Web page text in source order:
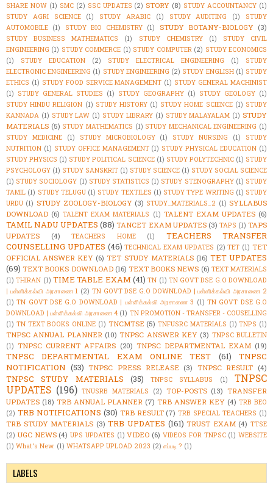
SHARE NOW (1) SMC (2) SSC UPDATES (2) STORY (8) STUDY ACCOUNTANCY (1)
STUDY AGRI SCIENCE
(1) STUDY ARABIC (1) STUDY AUDITING (1)
STUDY
AUTOMOBILE (1) STUDY BIO CHEMISTRY (1) STUDY BOTANY-BIOLOGY (3)
STUDY BUSINESS MATHEMATICS (1) STUDY CHEMISTRY (1)
STUDY CIVIL
ENGINEERING (1) STUDY COMMERCE (1) STUDY COMPUTER (2) STUDY ECONOMICS
(1)
STUDY EDUCATION (2) STUDY ELECTRICAL ENGINEERING (1)
STUDY
ELECTRONIC ENGINEERING (1) STUDY ENGINEERING (2) STUDY ENGLISH (1) STUDY
ETHICS (1) STUDY FOOD SERVICE MANAGEMENT (1) STUDY GENERAL MACHINIST
(1) STUDY GENERAL STUDIES (1) STUDY GEOGRAPHY (1) STUDY GEOLOGY (1)
STUDY HINDU RELIGION (1) STUDY HISTORY (1) STUDY HOME SCIENCE (1) STUDY
KANNADA (1) STUDY LAW (1) STUDY LIBRARY (1) STUDY MALAYALAM (1) STUDY
MATERIALS (5) STUDY MATHEMATICS (1) STUDY MECHANICAL ENGINEERING (1)
STUDY MEDICINE
(1) STUDY MICROBIOLOGY (1) STUDY NURSING (1)
STUDY
NUTRITION (1) STUDY OFFICE MANAGEMENT (1) STUDY PHYSICAL EDUCATION (1)
STUDY PHYSICS (1) STUDY POLITICAL SCIENCE (1) STUDY POLYTECHNIC (1) STUDY
PSYCHOLOGY (1) STUDY SANSKRIT (1) STUDY SCIENCE (1) STUDY SOCIAL SCIENCE
(1) STUDY SOCIOLOGY (1) STUDY STATISTICS (1) STUDY STENOGRAPHY (1) STUDY
TAMIL (1) STUDY TELUGU (1) STUDY TEXTILES (1) STUDY TYPE WRITING (1) STUDY
URDU (1) STUDY ZOOLOGY-BIOLOGY (3) STUDY_MATERIALS_2 (1) SYLLABUS
DOWNLOAD (6) TALENT EXAM MATERIALS (1) TALENT EXAM UPDATES (6)
TAMIL NADU UPDATES (88) TANCET EXAM UPDATES (3) TAPS (1) TAPS
UPDATES
(4) TEACHERS HOME (1)
TEACHERS TRANSFER
COUNSELLING UPDATES (46) TECHNICAL EXAM UPDATES (2) TET (1) TET
OFFICIAL ANSWER KEY (6) TET STUDY MATERIALS (16) TET UPDATES
(69) TEXT BOOKS DOWNLOAD (16) TEXT BOOKS NEWS (6) TEXT MATERIALS
(1) THIRAN (1) TIME TABLE EXAM (41) TN (1) TN GOVT DSE G.O DOWNLOAD
| பள்ளிக்கல்வி அரசாணை 1 (2) TN GOVT DSE G.O DOWNLOAD | பள்ளிக்கல்வி அரசாணை 2
(1) TN GOVT DSE G.O DOWNLOAD | பள்ளிக்கல்வி அரசாணை 3 (1) TN GOVT DSE G.O
DOWNLOAD | பள்ளிக்கல்வி அரசாணை 4 (1) TN PROMOTION - TRANSFER - COUSELLING
(1) TN TEXT BOOKS ONLINE (1) TNCMTSE (5) TNFUSRC MATERIALS (1) TNPS (1)
TNPSC ANNUAL PLANNER (10) TNPSC ANSWER KEY (3) TNPSC BULLETIN
(1) TNPSC CURRENT AFFAIRS (20) TNPSC DEPARTMENTAL EXAM (19)
TNPSC DEPARTMENTAL EXAM ONLINE TEST (61)
TNPSC
NOTIFICATION (53) TNPSC PRESS RELEASE (3) TNPSC RESULT (4)
TNPSC STUDY MATERIALS (35) TNPSC SYLLABUS (1)
TNPSC
UPDATES (196) TNUSRB MATERIALS (2) TOP-POSTS (13) TRANSFER
UPDATES (18) TRB ANNUAL PLANNER (7) TRB ANSWER KEY (4) TRB BEO
(2) TRB NOTIFICATIONS (30) TRB RESULT (7) TRB SPECIAL TEACHERS (1)
TRB STUDY MATERIALS (3) TRB UPDATES (161) TRUST EXAM (4) TTSE
(2) UGC NEWS (4) UPS UPDATES (1) VIDEO (6) VIDEOS FOR TNPSC (1) WEBSITE
(1) What's New. (1) WHATSAPP UPLOAD 2023 (2) எப்படி ? (1)
LABELS